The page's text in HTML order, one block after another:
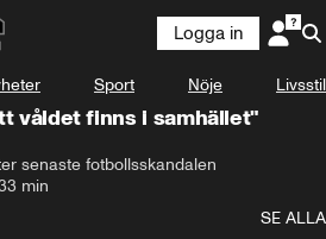
Logga in
Sport Nöje Livsstil
våldet finns i samhället"
senaste fotbollsskandalen
min
SE ALLA